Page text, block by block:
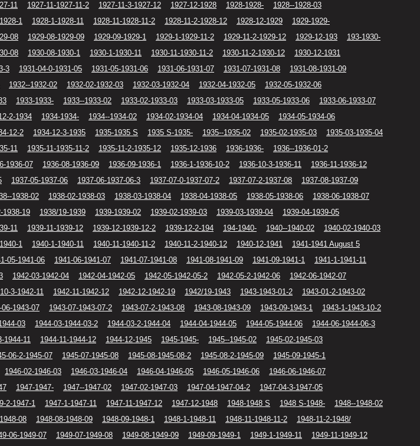
11 1927-11-1927-11-2 1927-11-3-1927-12 1927-12-1928 1928-1928-
1928--1928-03
1 1928-1-1928-11 1928-11-1928-11-2 1928-11-2-1928-12 1928-12-1929
1929-1929-
08 1929-08-1929-09 1929-09-1929-1 1929-1-1929-11-2 1929-11-2-1929-12 1929-12-193
193-1930-
08 1930-08-1930-1 1930-1-1930-11 1930-11-1930-11-2 1930-11-2-1930-12
1930-12-1931
3 1931-04-0-1931-05 1931-05-1931-06 1931-06-1931-07 1931-07-1931-08
1931-08-1931-09
1932--1932-02 1932-02-1932-03 1932-03-1932-04 1932-04-1932-05
1932-05-1932-06
1933-1933- 1933--1933-02 1933-02-1933-03 1933-03-1933-05 1933-05-1933-06
1933-06-1933-07
2-1934 1934-1934- 1934--1934-02 1934-02-1934-04 1934-04-1934-05
1934-05-1934-06
12-2 1934-12-3-1935 1935-1935 S 1935 S-1935- 1935--1935-02 1935-02-1935-03
1935-03-1935-04
11 1935-11-1935-11-2 1935-11-2-1935-12 1935-12-1936 1936-1936-
1936--1936-01-2
1936-07 1936-08-1936-09 1936-09-1936-1 1936-1-1936-10-2 1936-10-3-1936-11
1936-11-1936-12
1937-05-1937-06 1937-06-1937-06-3 1937-07-0-1937-07-2 1937-07-2-1937-08
1937-08-1937-09
1938-02 1938-02-1938-03 1938-03-1938-04 1938-04-1938-05 1938-05-1938-06
1938-06-1938-07
1938-19 1938/19-1939 1939-1939-02 1939-02-1939-03 1939-03-1939-04
1939-04-1939-05
11 1939-11-1939-12 1939-12-1939-12-2 1939-12-2-194 194-1940- 1940--1940-02
1940-02-1940-03
1 1940-1-1940-11 1940-11-1940-11-2 1940-11-2-1940-12 1940-12-1941
1941-1941 August 5
05-1941-06 1941-06-1941-07 1941-07-1941-08 1941-08-1941-09 1941-09-1941-1
1941-1-1941-11
1942-03-1942-04 1942-04-1942-05 1942-05-1942-05-2 1942-05-2-1942-06
1942-06-1942-07
3-1942-11 1942-11-1942-12 1942-12-1942-19 1942/19-1943 1943-1943-01-2
1943-01-2-1943-02
06-1943-07 1943-07-1943-07-2 1943-07-2-1943-08 1943-08-1943-09 1943-09-1943-1
1943-1-1943-10-2
03 1944-03-1944-03-2 1944-03-2-1944-04 1944-04-1944-05 1944-05-1944-06
1944-06-1944-06-3
1944-11 1944-11-1944-12 1944-12-1945 1945-1945- 1945--1945-02
1945-02-1945-03
06-2-1945-07 1945-07-1945-08 1945-08-1945-08-2 1945-08-2-1945-09
1945-09-1945-1
1946-02-1946-03 1946-03-1946-04 1946-04-1946-05 1946-05-1946-06
1946-06-1946-07
1947-1947- 1947--1947-02 1947-02-1947-03 1947-04-1947-04-2
1947-04-3-1947-05
2-1947-1 1947-1-1947-11 1947-11-1947-12 1947-12-1948 1948-1948 S 1948 S-1948-
1948--1948-02
08 1948-08-1948-09 1948-09-1948-1 1948-1-1948-11 1948-11-1948-11-2
1948-11-2-1948/
06-1949-07 1949-07-1949-08 1949-08-1949-09 1949-09-1949-1 1949-1-1949-11
1949-11-1949-12